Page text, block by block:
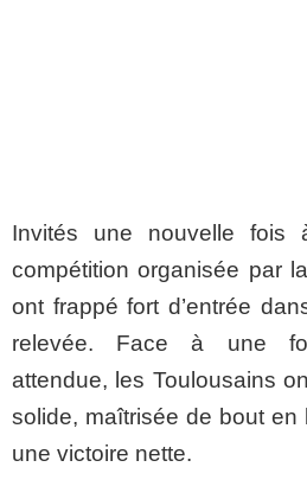
Invités une nouvelle fois
compétition organisée par
ont frappé fort d’entrée
relevée. Face à une
attendue, les Toulousains
solide, maîtrisée de bout en
une victoire nette.